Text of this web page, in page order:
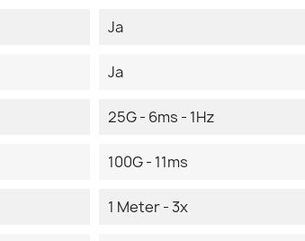
Ja
Ja
25G - 6ms - 1Hz
100G - 11ms
1 Meter - 3x